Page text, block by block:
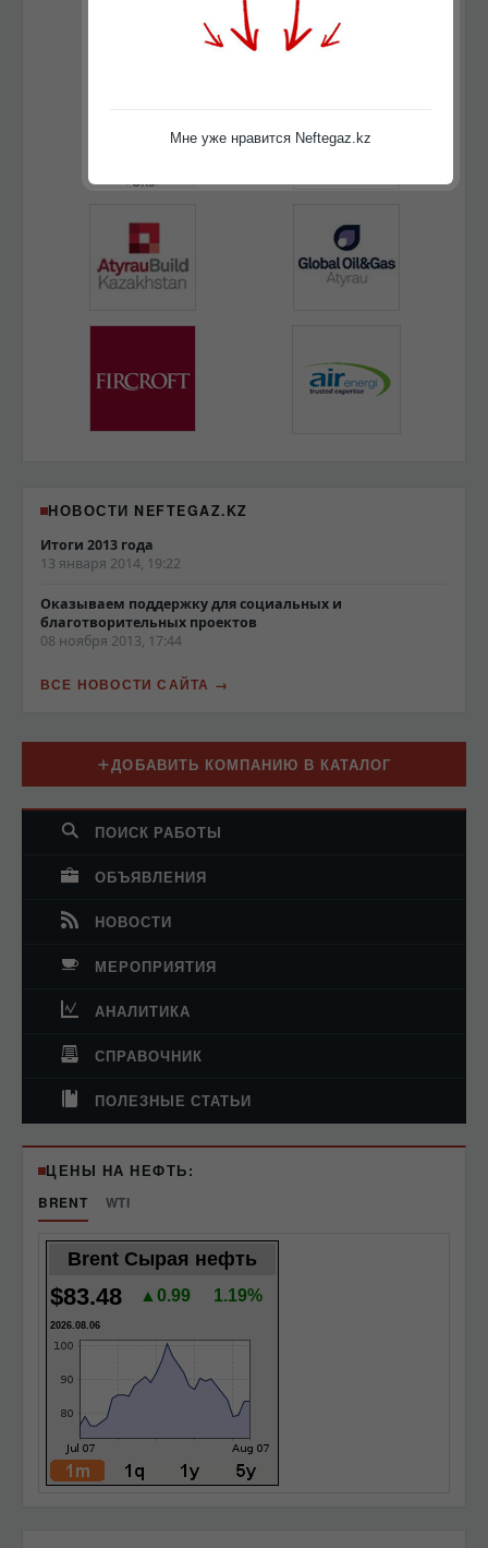
ДОБАВИТЬ КОМПАНИЮ В КАТАЛОГ
ПОИСК РАБОТЫ
ОБЪЯВЛЕНИЯ
НОВОСТИ
МЕРОПРИЯТИЯ
АНАЛИТИКА
СПРАВОЧНИК
ПОЛЕЗНЫЕ СТАТЬИ
ЦЕНЫ НА НЕФТЬ:
BRENT
WTI
Brent Сырая нефть
$83.48 ▲0.99 1.19%
2026.08.06
НОВОСТИ NEFTEGAZ.KZ
Итоги 2013 года
13 января 2014, 19:22
Оказываем поддержку для социальных и
благотворительных проектов
08 ноября 2013, 17:44
ВСЕ НОВОСТИ САЙТА
Мне уже нравится Neftegaz.kz